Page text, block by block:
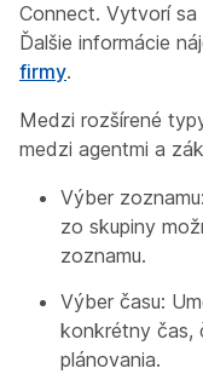
Connect. Vytvorí sa
Ďalšie informácie
firmy.
Medzi rozšírené
medzi agentmi a
Výber
zo skupiny
zoznamu.
Výber času:
konkrétny čas,
plánovania.